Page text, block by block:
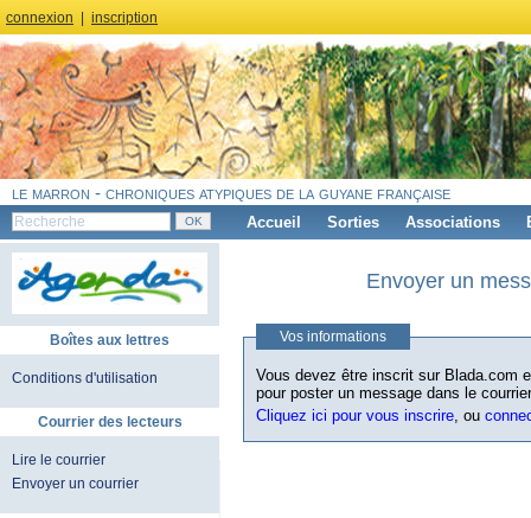
connexion inscription
le marron - chroniques atypiques de la guyane française
Accueil Sorties Associations
Boîtes aux lettres
Conditions d'utilisation
Courrier des lecteurs
Lire le courrier
Envoyer un courrier
Envoyer un
Vos informations
Vous devez être inscrit sur Blada.com
pour poster un message dans le
Cliquez ici pour vous inscrire, ou